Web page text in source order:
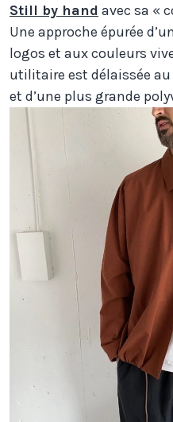
Still by hand avec sa «
Une approche épurée
logos et aux couleurs
utilitaire est délaissée
et d’une plus grande